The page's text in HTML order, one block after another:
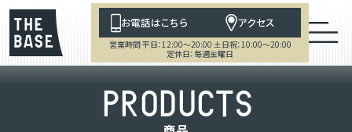
お電話はこちら アクセス
営業時間 平日：12:00～20:00 土日祝：10:00～20:00
定休日：毎週金曜日
PRODUCTS